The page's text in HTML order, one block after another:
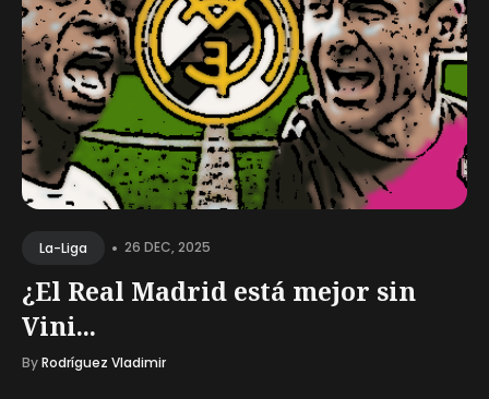
La-Liga • 26 DEC, 2025
¿El Real Madrid está mejor sin
Vini...
ByRodríguez Vladimir